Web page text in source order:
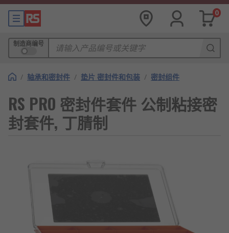
0
制造商编号
/ 轴承和密封件 / 垫片 密封件和包装 / 密封组件
RS PRO 密封件套件 公制粘接密
封套件, 丁腈制